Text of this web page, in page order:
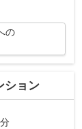
の
ション